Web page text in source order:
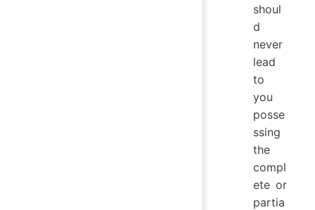
shoul
d
never
lead
to
you
posse
ssing
the
compl
ete or
partia